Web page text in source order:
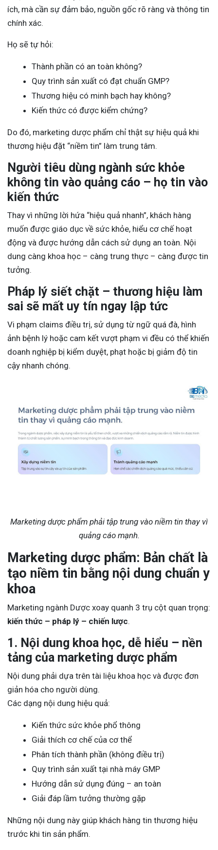
ích, mà cần sự đảm bảo, nguồn gốc rõ ràng và thông tin
chính xác.
Họ sẽ tự hỏi:
Thành phần có an toàn không?
Quy trình sản xuất có đạt chuẩn GMP?
Thương hiệu có minh bạch hay không?
Kiến thức có được kiểm chứng?
Do đó, marketing dược phẩm chỉ thật sự hiệu quả khi
thương hiệu đặt “niềm tin” làm trung tâm.
Người tiêu dùng ngành sức khỏe
không tin vào quảng cáo – họ tin vào
kiến thức
Thay vì những lời hứa “hiệu quả nhanh”, khách hàng
muốn được giáo dục về sức khỏe, hiểu cơ chế hoạt
động và được hướng dẫn cách sử dụng an toàn. Nội
dung càng khoa học – càng trung thực – càng được tin
tưởng.
Pháp lý siết chặt – thương hiệu làm
sai sẽ mất uy tín ngay lập tức
Vi phạm claims điều trị, sử dụng từ ngữ quá đà, hình
ảnh bệnh lý hoặc cam kết vượt phạm vi đều có thể khiến
doanh nghiệp bị kiểm duyệt, phạt hoặc bị giảm độ tin
cậy nhanh chóng.
Marketing dược phẩm phải tập trung vào niềm tin thay vì
quảng cáo mạnh.
Marketing dược phẩm: Bản chất là
tạo niềm tin bằng nội dung chuẩn y
khoa
Marketing ngành Dược xoay quanh 3 trụ cột quan trọng:
kiến thức – pháp lý – chiến lược.
1. Nội dung khoa học, dễ hiểu – nền
tảng của marketing dược phẩm
Nội dung phải dựa trên tài liệu khoa học và được đơn
giản hóa cho người dùng.
Các dạng nội dung hiệu quả:
Kiến thức sức khỏe phổ thông
Giải thích cơ chế của cơ thể
Phân tích thành phần (không điều trị)
Quy trình sản xuất tại nhà máy GMP
Hướng dẫn sử dụng đúng – an toàn
Giải đáp lầm tưởng thường gặp
Những nội dung này giúp khách hàng tin thương hiệu
trước khi tin sản phẩm.